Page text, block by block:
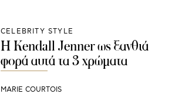
CELEBRITY STYLE
Η Kendall Jenner ως ξανθιά
φορά αυτά τα 3 χρώματα
MARIE COURTOIS